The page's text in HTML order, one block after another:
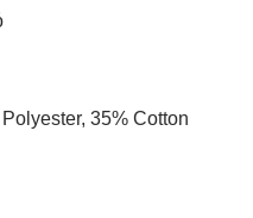
35% Cotton